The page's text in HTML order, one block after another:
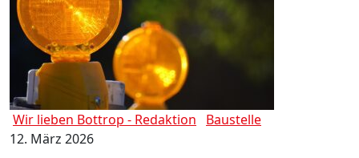
Wir lieben Bottrop - Redaktion
Baustelle
12. März 2026